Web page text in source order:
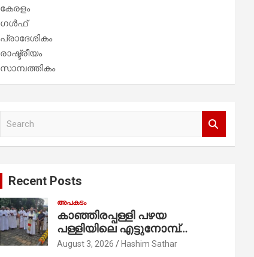
കേരളം
ഗൾഫ്
പ്രാദേശികം
രാഷ്ട്രീയം
സാമ്പത്തികം
Recent Posts
അപകടം
കാഞ്ഞിരപ്പള്ളി പഴയ
പള്ളിയിലെ എട്ടുനോമ്പ്
ആചരണത്തിന്റെ ഭാഗമായുള്ള
August 3, 2026 Hashim Sathar